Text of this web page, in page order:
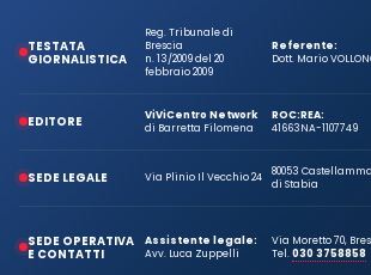
TESTATA
GIORNALISTICA
Reg. Tribunale di
Brescia
n. 13/2009 del 20
febbraio 2009
Referente:
Dott. Mario
EDITORE
ViViCentro Network
di Barretta Filomena
ROC:
41663
REA:
NA-1107749
SEDE LEGALE Via Plinio Il Vecchio 24
80053
di Stabia
SEDE OPERATIVA
E CONTATTI
Assistente legale:
Avv. Luca Zuppelli
Via Moretto 70,
Tel.030 3758858